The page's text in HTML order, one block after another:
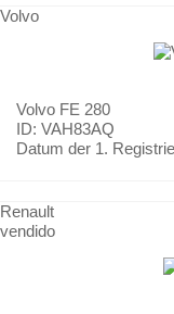
Volvo
Volvo FE 280
ID: VAH83AQ
Datum der 1.
Renault
vendido